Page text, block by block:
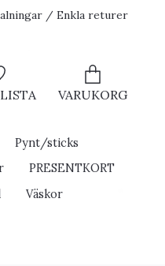
/ Enkla returer
VARUKORG
Pynt/sticks
PRESENTKORT
Väskor